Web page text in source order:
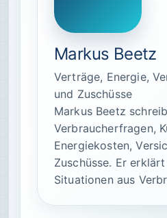
Markus Beetz
Verträge, Energie,
und Zuschüsse
Markus Beetz
Verbraucherfragen,
Energiekosten,
Zuschüsse. Er
Situationen aus